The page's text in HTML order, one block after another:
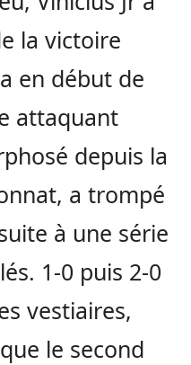
la victoire
en début de
attaquant
depuis la
a trompé
à une série
1-0 puis 2-0
vestiaires,
le second